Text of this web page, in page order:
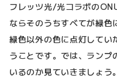
フレッツ光/光コラボの
ならそのうちすべてが緑色
緑色以外の色に点灯してい
うことです。では、ランプ
いるのか見ていきましょう。